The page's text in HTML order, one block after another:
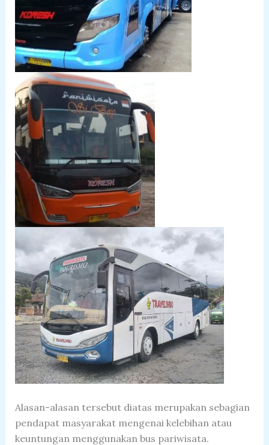
Alasan-alasan tersebut diatas merupakan sebagian
pendapat masyarakat mengenai kelebihan atau
keuntungan menggunakan bus pariwisata.